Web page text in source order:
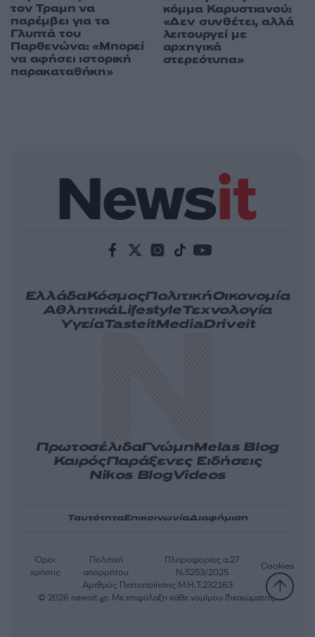
τον Τραμπ να
παρέμβει για τα
Γλυπτά του
Παρθενώνα: «Μπορεί
να αφήσει ιστορική
παρακαταθήκη»
κόμμα Καρυστιανού:
«Δεν συνθέτει, αλλά
λειτουργεί με
αρχηγικά
στερεότυπα»
ΕλλάδαΚόσμοςΠολιτικήΟικονομία
ΑθλητικάLifestyleΤεχνολογία
ΥγείαTasteitMediaDriveit
ΠρωτοσέλιδαΓνώμηMelas Blog
ΚαιρόςΠαράξενες Ειδήσεις
Nikos BlogVideos
ΤαυτότηταΕπικοινωνίαΔιαφήμιση
Αριθμός Πιστοποίησης Μ.Η.Τ.232163
Όροι
χρήσης
Πολιτική
απορρήτου
Πληροφορίες α.27
Ν.5253/2025
Cookies
© 2026 newsit.gr. Με επιφύλαξη κάθε νομίμου δικαιώματος.